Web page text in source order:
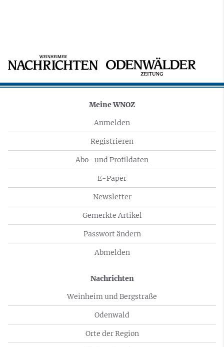
Meine WNOZ
Anmelden
Registrieren
Abo- und Profildaten
E-Paper
Newsletter
Gemerkte Artikel
Passwort ändern
Abmelden
Nachrichten
Weinheim und Bergstraße
Odenwald
Orte der Region